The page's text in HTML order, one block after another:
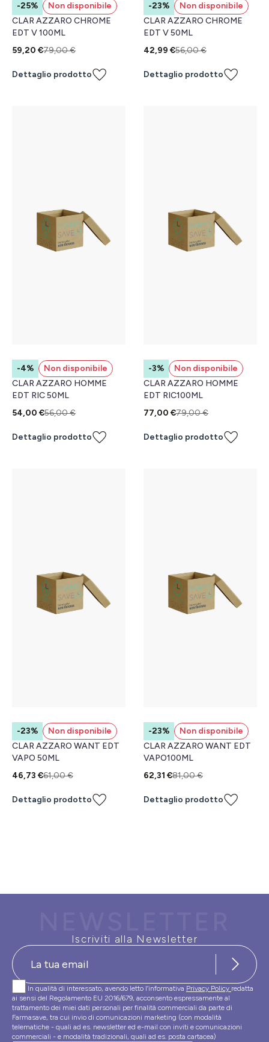
-25%
Non disponibile
CLAR AZZARO CHROME
EDT V 100ML
59,20 €79,00 €
Dettaglio prodotto
-23%
Non disponibile
CLAR AZZARO CHROME
EDT V 50ML
42,99 €56,00 €
Dettaglio prodotto
-4%
Non disponibile
CLAR AZZARO HOMME
EDT RIC 50ML
54,00 €56,00 €
Dettaglio prodotto
-3%
Non disponibile
CLAR AZZARO HOMME
EDT RIC100ML
77,00 €79,00 €
Dettaglio prodotto
-23%
Non disponibile
CLAR AZZARO WANT EDT
VAPO 50ML
46,73 €61,00 €
Dettaglio prodotto
-23%
Non disponibile
CLAR AZZARO WANT EDT
VAPO100ML
62,31 €81,00 €
Dettaglio prodotto
Iscriviti alla Newsletter
In qualità di interessato, avendo letto l’informativa Privacy Policy redatta
ai sensi del Regolamento EU 2016/679, acconsento espressamente al
trattamento dei miei dati personali per finalità commerciali da parte di
Farmasave, tra cui invio di comunicazioni marketing (con modalità
telematiche - quali ad es. newsletter ed e-mail con inviti e comunicazioni
commerciali - e modalità tradizionali, quali ad es. posta cartacea)